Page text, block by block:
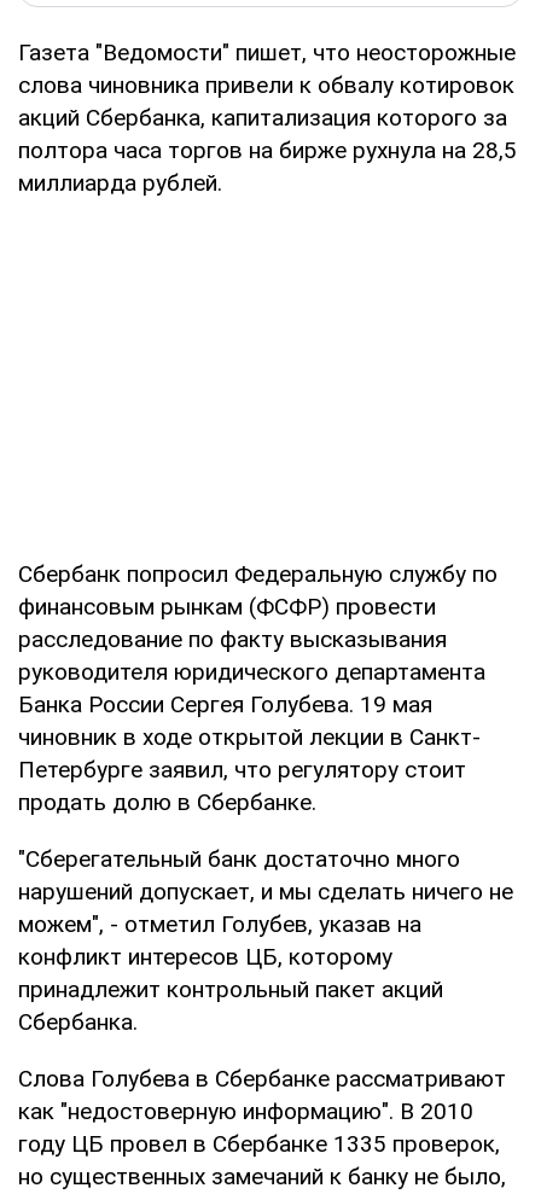
Газета "Ведомости" пишет, что неосторожные
слова чиновника привели к обвалу котировок
акций Сбербанка, капитализация которого за
полтора часа торгов на бирже рухнула на 28,5
миллиарда рублей.
Сбербанк попросил Федеральную службу по
финансовым рынкам (ФСФР) провести
расследование по факту высказывания
руководителя юридического департамента
Банка России Сергея Голубева. 19 мая
чиновник в ходе открытой лекции в Санкт-
Петербурге заявил, что регулятору стоит
продать долю в Сбербанке.
"Сберегательный банк достаточно много
нарушений допускает, и мы сделать ничего не
можем", - отметил Голубев, указав на
конфликт интересов ЦБ, которому
принадлежит контрольный пакет акций
Сбербанка.
Слова Голубева в Сбербанке рассматривают
как "недостоверную информацию". В 2010
году ЦБ провел в Сбербанке 1335 проверок,
но существенных замечаний к банку не было,